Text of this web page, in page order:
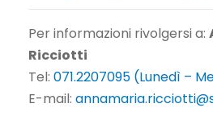
Per informazioni rivolgersi a:
Ricciotti
Tel: 071.2207095 (Lunedì –
E-mail: